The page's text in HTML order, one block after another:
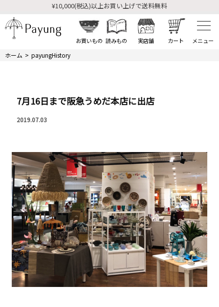
¥10,000(税込)以上お買い上げで送料無料
¥10,000(税込)以上お買い上げで送料無料
お買いもの 読みもの 実店舗 カート
ホーム payungHistory
7月16日まで阪急うめだ本店に出店
2019.07.03